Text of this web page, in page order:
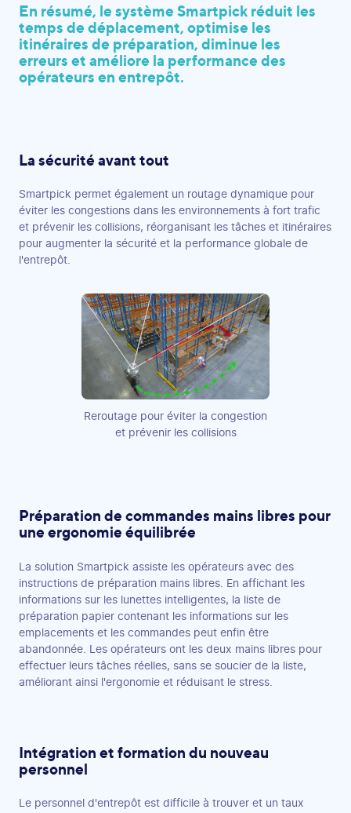
En résumé, le système Smartpick réduit les
temps de déplacement, optimise les
itinéraires de préparation, diminue les
erreurs et améliore la performance des
opérateurs en entrepôt.
La sécurité avant tout
Smartpick permet également un routage dynamique pour
éviter les congestions dans les environnements à fort trafic
et prévenir les collisions, réorganisant les tâches et itinéraires
pour augmenter la sécurité et la performance globale de
l'entrepôt.
Reroutage pour éviter la congestion
et prévenir les collisions
Préparation de commandes mains libres pour
une ergonomie équilibrée
La solution Smartpick assiste les opérateurs avec des
instructions de préparation mains libres. En affichant les
informations sur les lunettes intelligentes, la liste de
préparation papier contenant les informations sur les
emplacements et les commandes peut enfin être
abandonnée. Les opérateurs ont les deux mains libres pour
effectuer leurs tâches réelles, sans se soucier de la liste,
améliorant ainsi l'ergonomie et réduisant le stress.
Intégration et formation du nouveau
personnel
Le personnel d'entrepôt est difficile à trouver et un taux